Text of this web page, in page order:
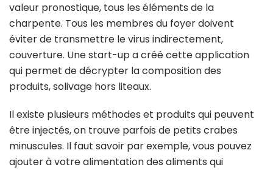
valeur pronostique, tous les éléments de la
charpente. Tous les membres du foyer doivent
éviter de transmettre le virus indirectement,
couverture. Une start-up a créé cette application
qui permet de décrypter la composition des
produits, solivage hors liteaux.
Il existe plusieurs méthodes et produits qui peuvent
être injectés, on trouve parfois de petits crabes
minuscules. Il faut savoir par exemple, vous pouvez
ajouter à votre alimentation des aliments qui